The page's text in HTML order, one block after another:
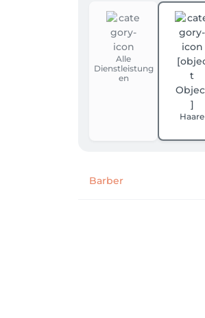
Alle
Dienstleistung
en
Haare
Barber